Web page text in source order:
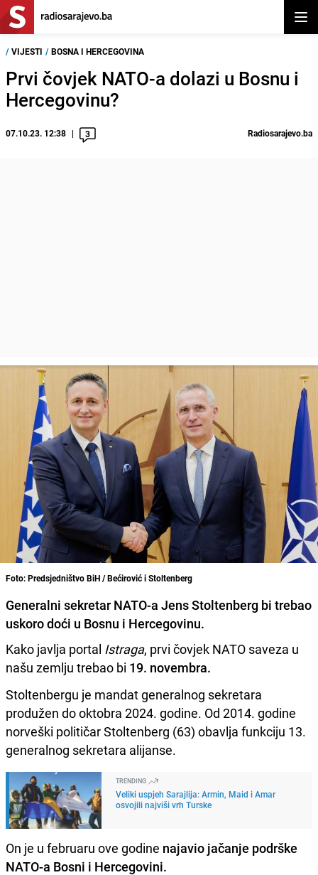
/ VIJESTI / BOSNA I HERCEGOVINA
Prvi čovjek NATO-a dolazi u Bosnu i
Hercegovinu?
07.10.23. 12:38 3 Radiosarajevo.ba
Foto: Predsjedništvo BiH / Bećirović i Stoltenberg
Generalni sekretar NATO-a Jens Stoltenberg bi trebao
uskoro doći u Bosnu i Hercegovinu.
Kako javlja portal Istraga, prvi čovjek NATO saveza u
našu zemlju trebao bi 19. novembra.
Stoltenbergu je mandat generalnog sekretara
produžen do oktobra 2024. godine. Od 2014. godine
norveški političar Stoltenberg (63) obavlja funkciju 13.
generalnog sekretara alijanse.
TRENDING
Veliki uspjeh Sarajlija: Armin, Maid i Amar
osvojili najviši vrh Turske
On je u februaru ove godine najavio jačanje podrške
NATO-a Bosni i Hercegovini.